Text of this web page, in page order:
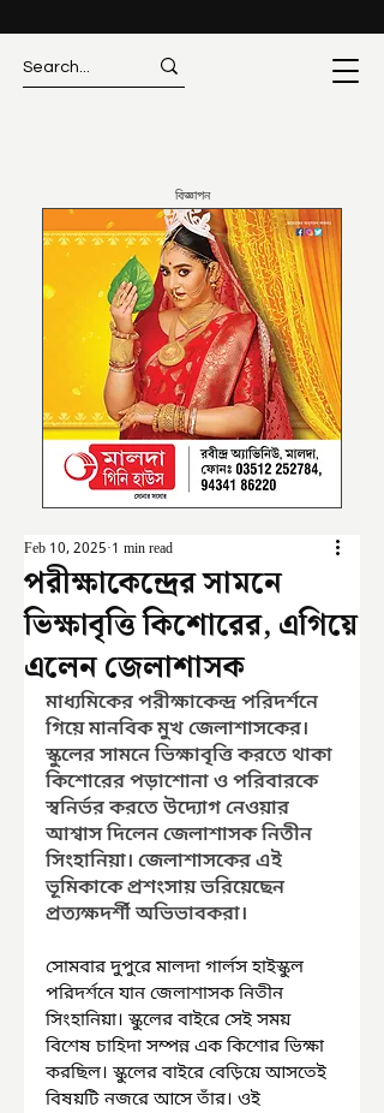
বিজ্ঞাপন
পরীক্ষাকেন্দ্রের সামনে
ভিক্ষাবৃত্তি কিশোরের, এগিয়ে
এলেন জেলাশাসক
Feb 10, 2025 1 min read
মাধ্যমিকের পরীক্ষাকেন্দ্র পরিদর্শনে
গিয়ে মানবিক মুখ জেলাশাসকের।
স্কুলের সামনে ভিক্ষাবৃত্তি করতে থাকা
কিশোরের পড়াশোনা ও পরিবারকে
স্বনির্ভর করতে উদ্যোগ নেওয়ার
আশ্বাস দিলেন জেলাশাসক নিতীন
সিংহানিয়া। জেলাশাসকের এই
ভূমিকাকে প্রশংসায় ভরিয়েছেন
প্রত্যক্ষদর্শী অভিভাবকরা।
সোমবার দুপুরে মালদা গার্লস হাইস্কুল
পরিদর্শনে যান জেলাশাসক নিতীন
সিংহানিয়া। স্কুলের বাইরে সেই সময়
বিশেষ চাহিদা সম্পন্ন এক কিশোর ভিক্ষা
করছিল। স্কুলের বাইরে বেড়িয়ে আসতেই
বিষয়টি নজরে আসে তাঁর। ওই